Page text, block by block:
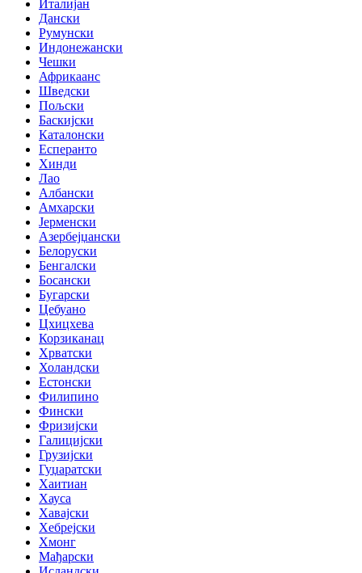
Италијан
Дански
Румунски
Индонежански
Чешки
Африкаанс
Шведски
Пољски
Баскијски
Каталонски
Есперанто
Хинди
Лао
Албански
Амхарски
Јерменски
Азербејџански
Белоруски
Бенгалски
Босански
Бугарски
Цебуано
Цхицхева
Корзиканац
Хрватски
Холандски
Естонски
Филипино
Фински
Фризијски
Галицијски
Грузијски
Гуџаратски
Хаитиан
Хауса
Хавајски
Хебрејски
Хмонг
Мађарски